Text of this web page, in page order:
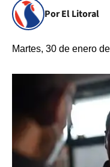
Por El Litoral
Martes, 30 de enero